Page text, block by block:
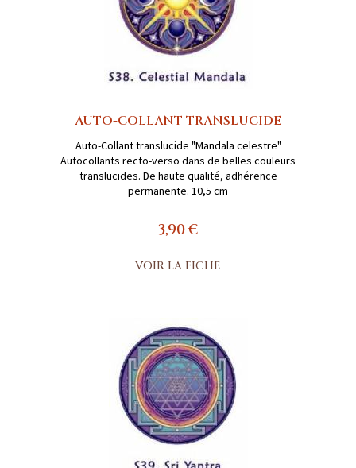
AUTO-COLLANT TRANSLUCIDE
Auto-Collant translucide "Mandala celestre"
Autocollants recto-verso dans de belles couleurs
translucides. De haute qualité, adhérence
permanente. 10,5 cm
3,90 €
VOIR LA FICHE